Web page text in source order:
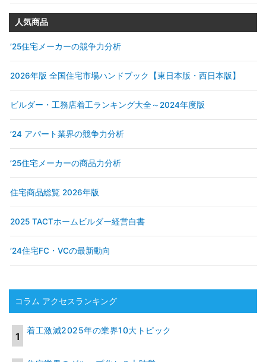
人気商品
’25住宅メーカーの競争力分析
2026年版 全国住宅市場ハンドブック【東日本版・西日本版】
ビルダー・工務店着工ランキング大全～2024年度版
’24 アパート業界の競争力分析
’25住宅メーカーの商品力分析
住宅商品総覧 2026年版
2025 TACTホームビルダー経営白書
’24住宅FC・VCの最新動向
コラム アクセスランキング
着工激減2025年の業界10大トピック